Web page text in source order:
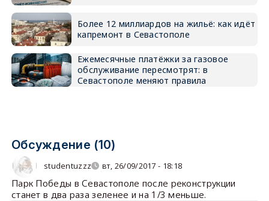
Более 12 миллиардов на жильё: как идёт
капремонт в Севастополе
Ежемесячные платёжки за газовое
обслуживание пересмотрят: в
Севастополе меняют правила
Обсуждение (10)
studentuzzz вт, 26/09/2017 - 18:18
Парк Победы в Севастополе после реконструкции
станет в два раза зеленее и на 1/3 меньше.